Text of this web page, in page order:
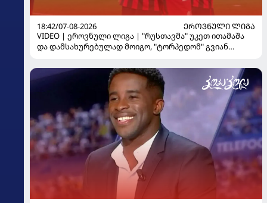
18:42/07-08-2026
ᲔᲠᲝᲕᲜᲣᲚᲘ ᲚᲘᲒᲐ
VIDEO | ეროვნული ლიგა | "რუსთავმა" უკეთ ითამაშა
და დამსახურებულად მოიგო, "ტორპედომ" გვიან